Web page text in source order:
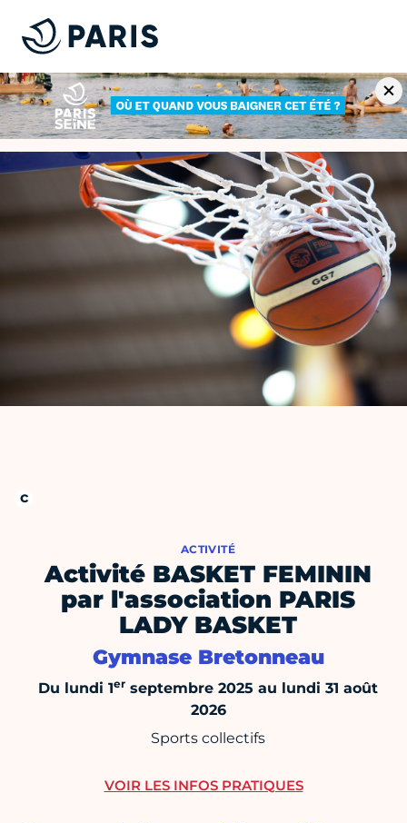
ACTIVITÉ
Activité BASKET FEMININ
par l'association PARIS
LADY BASKET
Gymnase Bretonneau
Du lundi 1er septembre 2025 au lundi 31 août
2026
Sports collectifs
VOIR LES INFOS PRATIQUES